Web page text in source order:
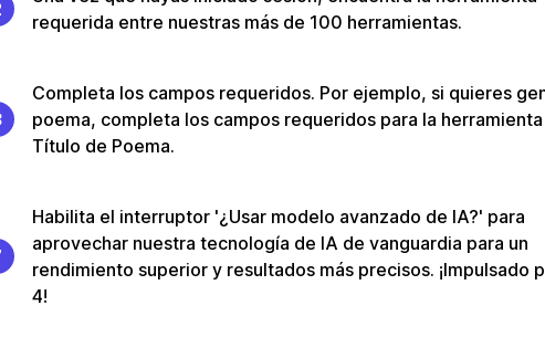
requerida entre nuestras más de 100 herramientas.
Completa los campos requeridos. Por ejemplo, si quieres
poema, completa los campos requeridos para la
Título de Poema.
Habilita el interruptor '¿Usar modelo avanzado de IA?' para
aprovechar nuestra tecnología de IA de vanguardia para un
rendimiento superior y resultados más precisos. ¡Impulsado
4!